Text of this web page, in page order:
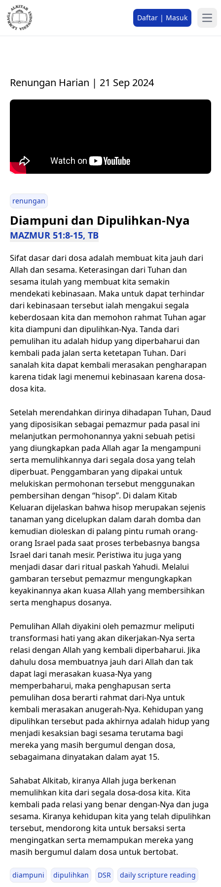
Daftar | Masuk
Renungan Harian | 21 Sep 2024
renungan
Diampuni dan Dipulihkan-Nya
MAZMUR 51:8-15, TB
Sifat dasar dari dosa adalah membuat kita jauh dari
Allah dan sesama. Keterasingan dari Tuhan dan
sesama itulah yang membuat kita semakin
mendekati kebinasaan. Maka untuk dapat terhindar
dari kebinasaan tersebut ialah mengakui segala
keberdosaan kita dan memohon rahmat Tuhan agar
kita diampuni dan dipulihkan-Nya. Tanda dari
pemulihan itu adalah hidup yang diperbaharui dan
kembali pada jalan serta ketetapan Tuhan. Dari
sanalah kita dapat kembali merasakan pengharapan
karena tidak lagi menemui kebinasaan karena dosa-
dosa kita.
Setelah merendahkan dirinya dihadapan Tuhan, Daud
yang diposisikan sebagai pemazmur pada pasal ini
melanjutkan permohonannya yakni sebuah petisi
yang diungkapkan pada Allah agar Ia mengampuni
serta memulihkannya dari segala dosa yang telah
diperbuat. Penggambaran yang dipakai untuk
melukiskan permohonan tersebut menggunakan
pembersihan dengan “hisop”. Di dalam Kitab
Keluaran dijelaskan bahwa hisop merupakan sejenis
tanaman yang dicelupkan dalam darah domba dan
kemudian dioleskan di palang pintu rumah orang-
orang Israel pada saat proses terbebasnya bangsa
Israel dari tanah mesir. Peristiwa itu juga yang
menjadi dasar dari ritual paskah Yahudi. Melalui
gambaran tersebut pemazmur mengungkapkan
keyakinannya akan kuasa Allah yang membersihkan
serta menghapus dosanya.
Pemulihan Allah diyakini oleh pemazmur meliputi
transformasi hati yang akan dikerjakan-Nya serta
relasi dengan Allah yang kembali diperbaharui. Jika
dahulu dosa membuatnya jauh dari Allah dan tak
dapat lagi merasakan kuasa-Nya yang
memperbaharui, maka penghapusan serta
pemulihan dosa berarti rahmat dari-Nya untuk
kembali merasakan anugerah-Nya. Kehidupan yang
dipulihkan tersebut pada akhirnya adalah hidup yang
menjadi kesaksian bagi sesama terutama bagi
mereka yang masih bergumul dengan dosa,
sebagaimana dinyatakan dalam ayat 15.
Sahabat Alkitab, kiranya Allah juga berkenan
memulihkan kita dari segala dosa-dosa kita. Kita
kembali pada relasi yang benar dengan-Nya dan juga
sesama. Kiranya kehidupan kita yang telah dipulihkan
tersebut, mendorong kita untuk bersaksi serta
mengingatkan serta memampukan mereka yang
masih bergumul dalam dosa untuk bertobat.
diampuni dipulihkan DSR daily scripture reading